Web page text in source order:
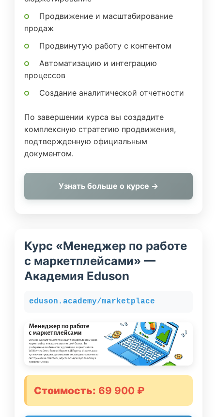
Продвижение и масштабирование
продаж
Продвинутую работу с контентом
Автоматизацию и интеграцию
процессов
Создание аналитической отчетности
По завершении курса вы создадите
комплексную стратегию продвижения,
подтвержденную официальным
документом.
Узнать больше о курсе →
Курс «Менеджер по работе
с маркетплейсами» —
Академия Eduson
eduson.academy/marketplace
Стоимость: 69 900 ₽